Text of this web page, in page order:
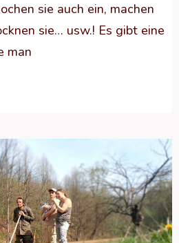
sie auch ein, machen
sie… usw.! Es gibt eine
man